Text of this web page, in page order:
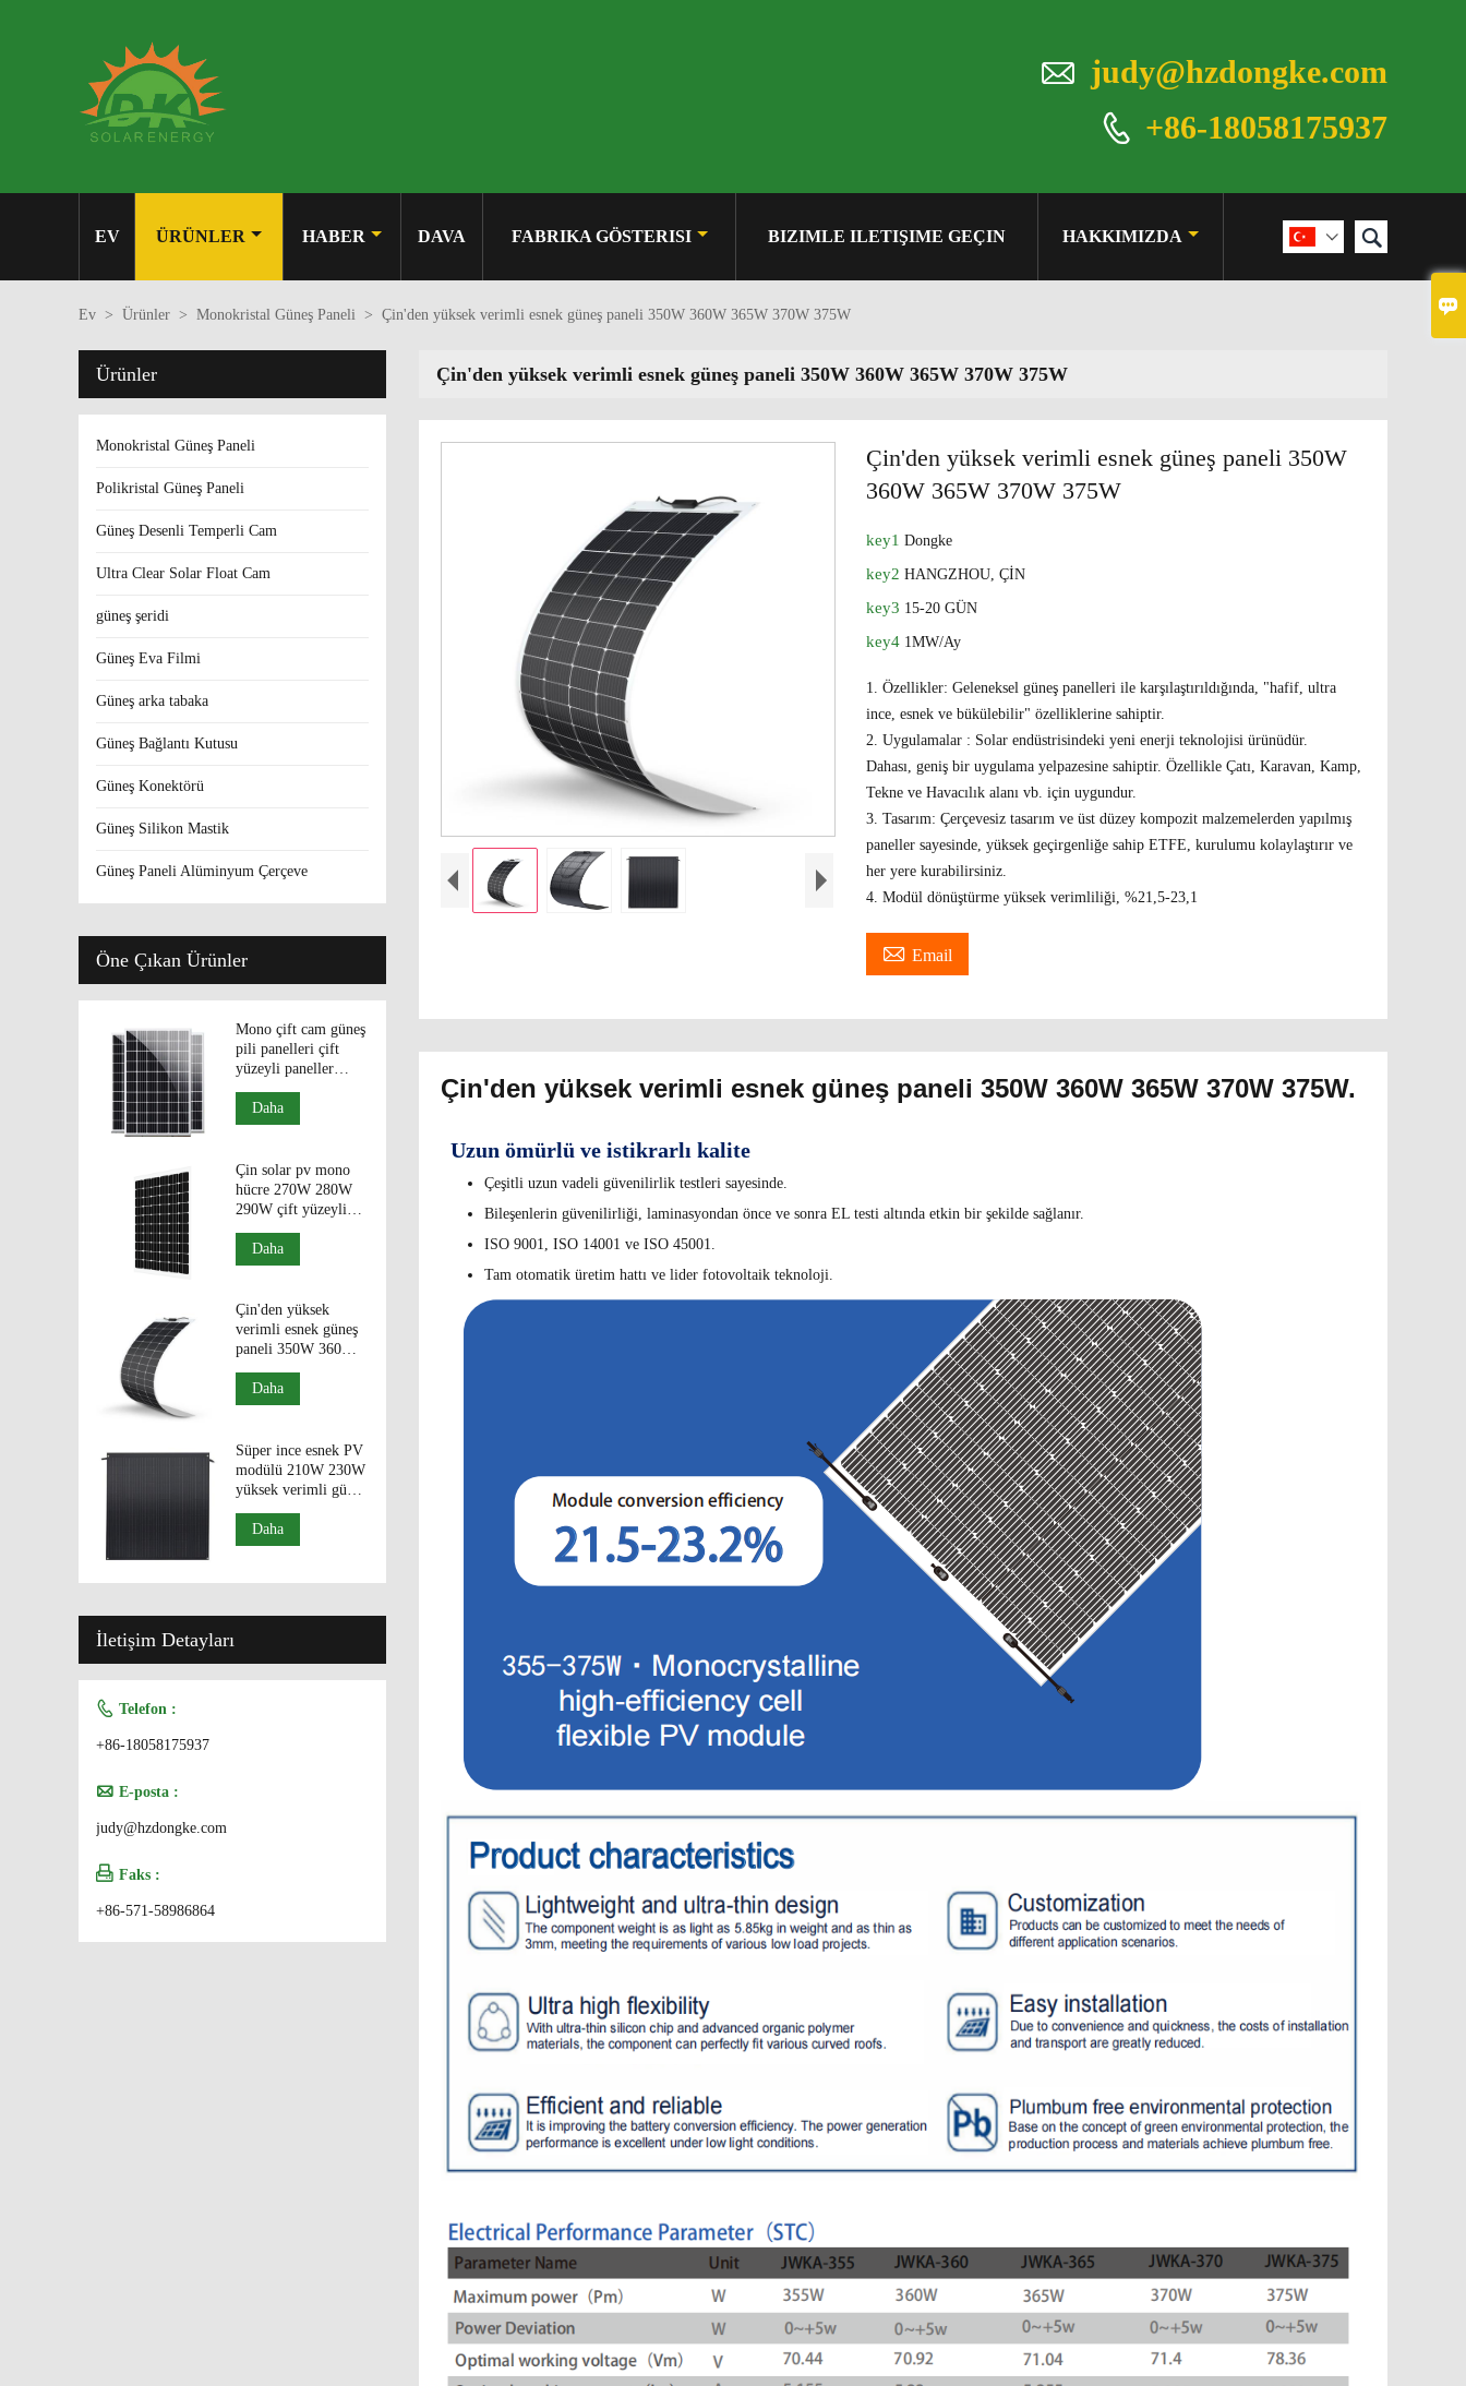

 judy@hzdongke.com
 +86-18058175937
 
EV ÜRÜNLER HABER DAVA FABRIKA GÖSTERISI BIZIMLE ILETIŞIME GEÇIN HAKKIMIZDA
Ev > Ürünler > Monokristal Güneş Paneli > Çin'den yüksek verimli esnek güneş paneli 350W 360W 365W 370W 375W
Çin'den yüksek verimli esnek güneş paneli 350W 360W 365W 370W 375W
Çin'den yüksek verimli esnek güneş paneli 350W
360W 365W 370W 375W
key1Dongke
key2HANGZHOU, ÇİN
key3 15-20 GÜN
key4 1MW/Ay
1. Özellikler: Geleneksel güneş panelleri ile karşılaştırıldığında, "hafif, ultra
ince, esnek ve bükülebilir" özelliklerine sahiptir.
2. Uygulamalar : Solar endüstrisindeki yeni enerji teknolojisi ürünüdür.
Dahası, geniş bir uygulama yelpazesine sahiptir. Özellikle Çatı, Karavan, Kamp,
Tekne ve Havacılık alanı vb. için uygundur.
3. Tasarım: Çerçevesiz tasarım ve üst düzey kompozit malzemelerden yapılmış
paneller sayesinde, yüksek geçirgenliğe sahip ETFE, kurulumu kolaylaştırır ve
her yere kurabilirsiniz.
4. Modül dönüştürme yüksek verimliliği, %21,5-23,1
 Email
Çin'den yüksek verimli esnek güneş paneli 350W 360W 365W 370W 375W.
Uzun ömürlü ve istikrarlı kalite
Çeşitli uzun vadeli güvenilirlik testleri sayesinde.
Bileşenlerin güvenilirliği, laminasyondan önce ve sonra EL testi altında etkin bir şekilde sağlanır.
ISO 9001, ISO 14001 ve ISO 45001.
Tam otomatik üretim hattı ve lider fotovoltaik teknoloji.
Ürünler
Monokristal Güneş Paneli
Polikristal Güneş Paneli
Güneş Desenli Temperli Cam
Ultra Clear Solar Float Cam
güneş şeridi
Güneş Eva Filmi
Güneş arka tabaka
Güneş Bağlantı Kutusu
Güneş Konektörü
Güneş Silikon Mastik
Güneş Paneli Alüminyum Çerçeve
Öne Çıkan Ürünler
Mono çift cam güneş
pili panelleri çift
yüzeyli paneller
330W 340W 350W
fotovolatik modüller.
Daha
Çin solar pv mono
hücre 270W 280W
290W çift yüzeyli
PV modülleri.
Daha
Çin'den yüksek
verimli esnek güneş
paneli 350W 360W
365W 370W 375W
Daha
Süper ince esnek PV
modülü 210W 230W
yüksek verimli güneş
Daha
İletişim Detayları
 Telefon :
+86-18058175937
 E-posta :
judy@hzdongke.com
 Faks :
+86-571-58986864